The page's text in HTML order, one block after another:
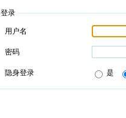
登录
用户名
密码
隐身登录 是